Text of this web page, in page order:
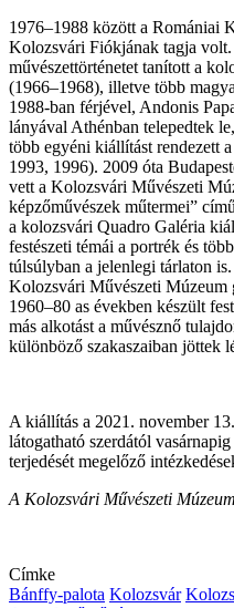
1976–1988 között a Romániai
Kolozsvári Fiókjának tagja volt.
művészettörténetet tanított a
(1966–1968), illetve több
1988-ban férjével, Andonis
lányával Athénban telepedtek
több egyéni kiállítást rendezett
1993, 1996). 2009 óta
vett a Kolozsvári Művészeti
képzőművészek műtermei”
a kolozsvári Quadro Galéria
festészeti témái a portrék és
túlsúlyban a jelenlegi tárlaton
Kolozsvári Művészeti Múzeum
1960–80 as években készült
más alkotást a művésznő
különböző szakaszaiban jöttek
A kiállítás a 2021. november
látogatható szerdától
terjedését megelőző
A Kolozsvári Művészeti
Címke
Bánffy-palota Kolozsvár